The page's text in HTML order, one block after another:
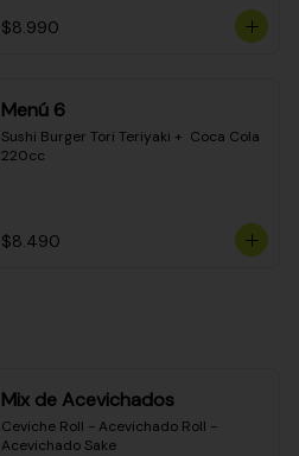
$8.990
Menú 6
Sushi Burger Tori Teriyaki +  Coca Cola
220cc
$8.490
Mix de Acevichados
Ceviche Roll - Acevichado Roll -
Acevichado Sake